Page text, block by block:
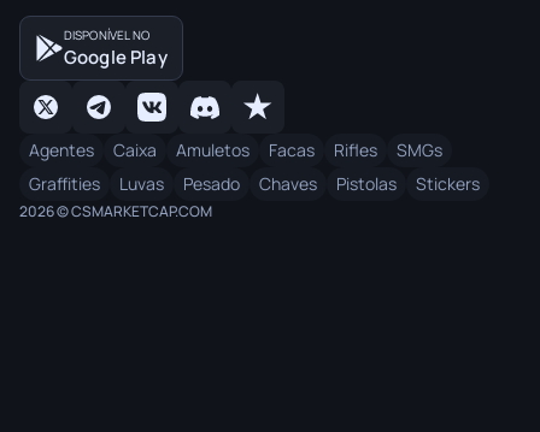
DISPONÍVEL NO
Google Play
Agentes Caixa Amuletos Facas Rifles
SMGs
Graffities
Luvas Pesado Chaves Pistolas Stickers
2026 © CSMARKETCAP.COM